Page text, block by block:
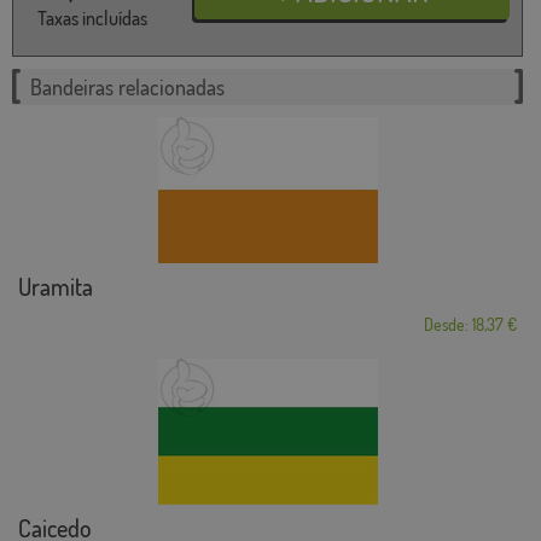
Taxas incluídas
Bandeiras relacionadas
Uramita
Desde: 18,37 €
Caicedo